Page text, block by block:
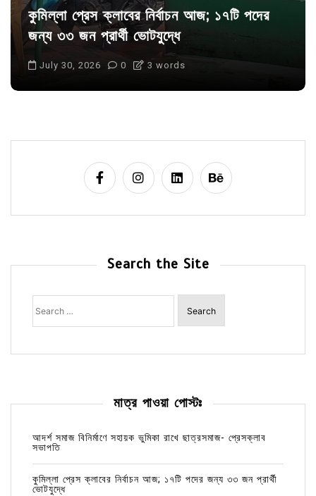
কুমিল্লা প্রেস ক্লাবের নির্বাচন আজ; ১৭টি পদের
জন্য ৩৩ জন প্রার্থী ভোটযুদ্ধে
July 30, 2026 0 3 words
Search the Site
Search
for:
মাত্র পাওয়া পোস্টঃ
আদর্শ সমাজ বিনির্মাণে সহায়ক ভুমিকা রাখে ছাত্রসমাজ- প্রেসক্লাব
সভাপতি
কুমিল্লা প্রেস ক্লাবের নির্বাচন আজ; ১৭টি পদের জন্য ৩৩ জন প্রার্থী
ভোটযুদ্ধে